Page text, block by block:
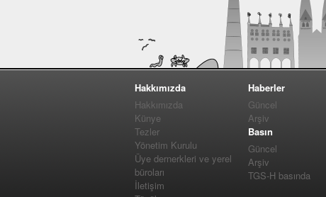
Hakkımızda
Hakkımızda
Künye
Tezler
Yönetim Kurulu
Üye dernerkleri ve yerel
büroları
İletişim
Haberler
Güncel
Arşiv
Basın
Güncel
Arşiv
TGS-H basında